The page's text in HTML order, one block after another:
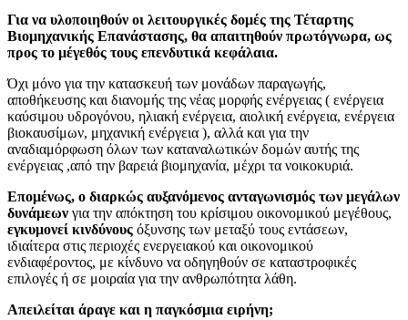
Για να υλοποιηθούν οι λειτουργικές δομές της Τέταρτης
Βιομηχανικής Επανάστασης, θα απαιτηθούν πρωτόγνωρα, ως
προς το μέγεθός τους επενδυτικά κεφάλαια.
Όχι μόνο για την κατασκευή των μονάδων παραγωγής,
αποθήκευσης και διανομής της νέας μορφής ενέργειας ( ενέργεια
καύσιμου υδρογόνου, ηλιακή ενέργεια, αιολική ενέργεια, ενέργεια
βιοκαυσίμων, μηχανική ενέργεια ), αλλά και για την
αναδιαμόρφωση όλων των καταναλωτικών δομών αυτής της
ενέργειας ,από την βαρειά βιομηχανία, μέχρι τα νοικοκυριά.
Επομένως, ο διαρκώς αυξανόμενος ανταγωνισμός των μεγάλων
δυνάμεων για την απόκτηση του κρίσιμου οικονομικού μεγέθους,
εγκυμονεί κινδύνους όξυνσης των μεταξύ τους εντάσεων,
ιδιαίτερα στις περιοχές ενεργειακού και οικονομικού
ενδιαφέροντος, με κίνδυνο να οδηγηθούν σε καταστροφικές
επιλογές ή σε μοιραία για την ανθρωπότητα λάθη.
Απειλείται άραγε και η παγκόσμια ειρήνη;